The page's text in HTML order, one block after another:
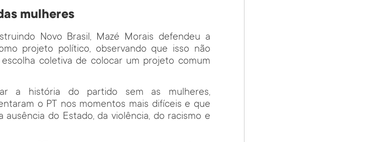
mulheres
Novo Brasil, Mazé Morais defendeu a
projeto político, observando que isso não
coletiva de colocar um projeto comum
a história do partido sem as mulheres,
o PT nos momentos mais difíceis e que
do Estado, da violência, do racismo e